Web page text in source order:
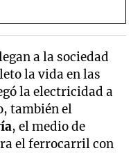
a la sociedad
la vida en las
la electricidad a
también el
, el medio de
el ferrocarril con